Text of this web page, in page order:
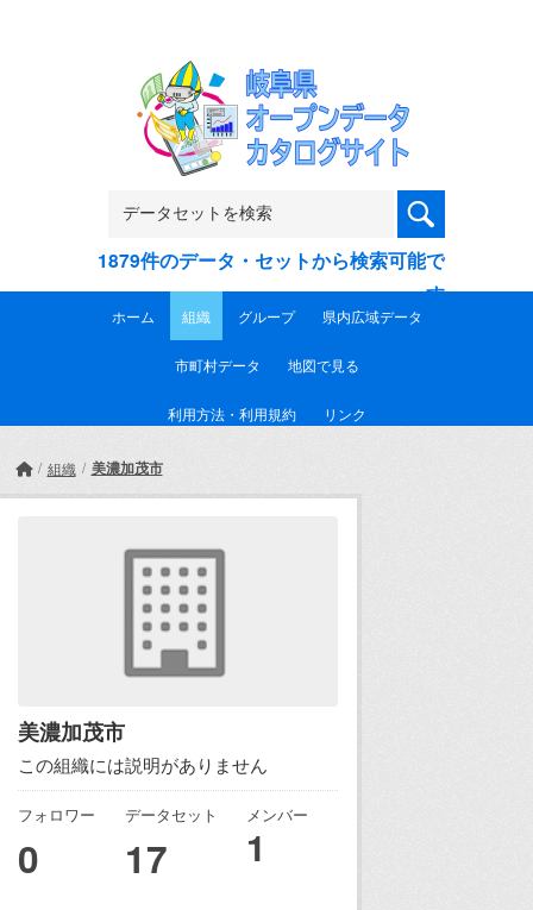
1879件のデータ・セットから検索可能で
す
ホーム 組織 グループ 県内広域データ
市町村データ 地図で見る
利用方法・利用規約 リンク
組織 美濃加茂市
美濃加茂市
この組織には説明がありません
フォロワー
0
データセット
17
メンバー
1